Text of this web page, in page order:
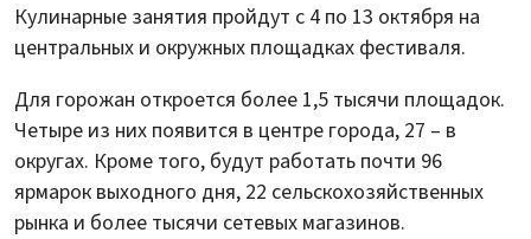
Кулинарные занятия пройдут с 4 по 13 октября на
центральных и окружных площадках фестиваля.
Для горожан откроется более 1,5 тысячи площадок.
Четыре из них появится в центре города, 27 – в
округах. Кроме того, будут работать почти 96
ярмарок выходного дня, 22 сельскохозяйственных
рынка и более тысячи сетевых магазинов.